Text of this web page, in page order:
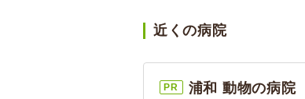
近くの病院
PR 浦和 動物の病院